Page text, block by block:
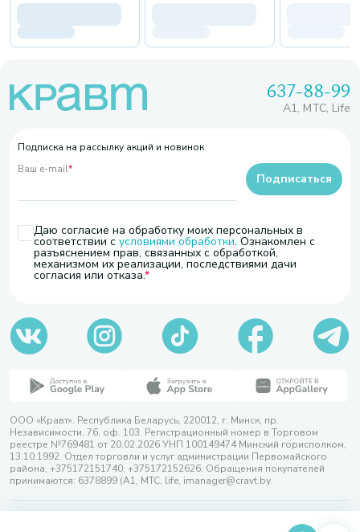
637-88-99
A1, МТС, Life
Подписка на рассылку акций и новинок
Ваш e-mail*
Даю согласие на обработку моих персональных в
соответствии с условиями обработки. Ознакомлен с
разъяснением прав, связанных с обработкой,
механизмом их реализации, последствиями дачи
согласия или отказа.
Подписаться
ООО «Кравт». Республика Беларусь, 220012, г. Минск, пр.
Независимости, 76, оф. 103. Регистрационный номер в Торговом
реестре №769481 от 20.02.2026 УНП 100149474 Минский горисполком,
13.10.1992. Отдел торговли и услуг администрации Первомайского
района, +375172151740; +375172152626. Обращения покупателей
принимаются: 6378899 (А1, МТС, life, imanager@cravt.by.